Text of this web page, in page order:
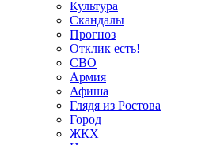
Культура
Скандалы
Прогноз
Отклик есть!
СВО
Армия
Афиша
Глядя из Ростова
Город
ЖКХ